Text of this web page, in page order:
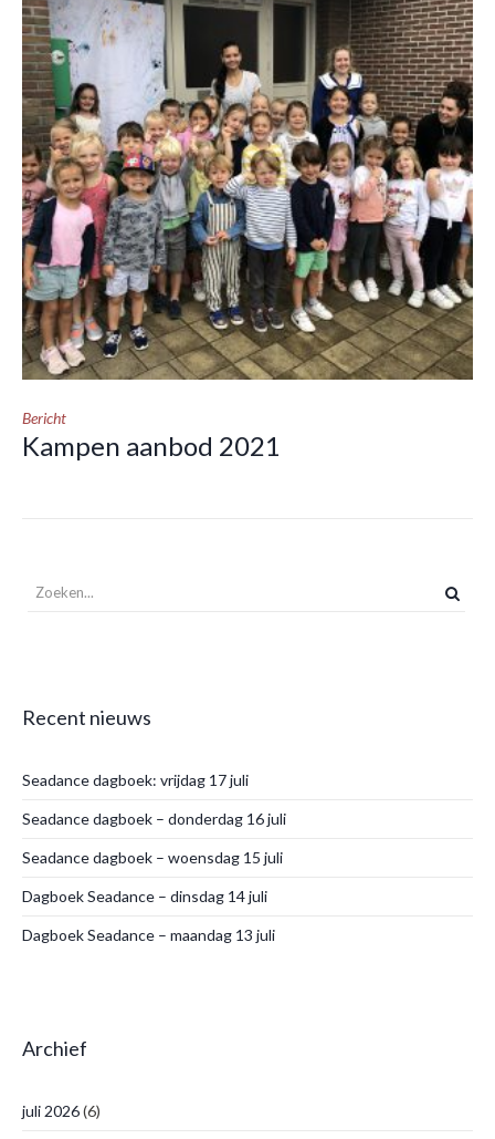
Bericht
Kampen aanbod 2021
Recent nieuws
Seadance dagboek: vrijdag 17 juli
Seadance dagboek – donderdag 16 juli
Seadance dagboek – woensdag 15 juli
Dagboek Seadance – dinsdag 14 juli
Dagboek Seadance – maandag 13 juli
Archief
juli 2026(6)